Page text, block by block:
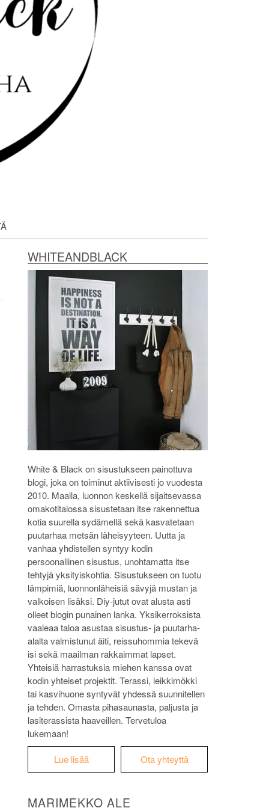
WHITEANDBLACK
White & Black on sisustukseen painottuva
blogi, joka on toiminut aktiivisesti jo vuodesta
2010. Maalla, luonnon keskellä sijaitsevassa
omakotitalossa sisustetaan itse rakennettua
kotia suurella sydämellä sekä kasvatetaan
puutarhaa metsän läheisyyteen. Uutta ja
vanhaa yhdistellen syntyy kodin
persoonallinen sisustus, unohtamatta itse
tehtyjä yksityiskohtia. Sisustukseen on tuotu
lämpimiä, luonnonläheisiä sävyjä mustan ja
valkoisen lisäksi. Diy-jutut ovat alusta asti
olleet blogin punainen lanka. Yksikerroksista
vaaleaa taloa asustaa sisustus- ja puutarha-
alalta valmistunut äiti, reissuhommia tekevä
isi sekä maailman rakkaimmat lapset.
Yhteisiä harrastuksia miehen kanssa ovat
kodin yhteiset projektit. Terassi, leikkimökki
tai kasvihuone syntyvät yhdessä suunnitellen
ja tehden. Omasta pihasaunasta, paljusta ja
lasiterassista haaveillen. Tervetuloa
lukemaan!
Lue lisää Ota yhteyttä
MARIMEKKO ALE